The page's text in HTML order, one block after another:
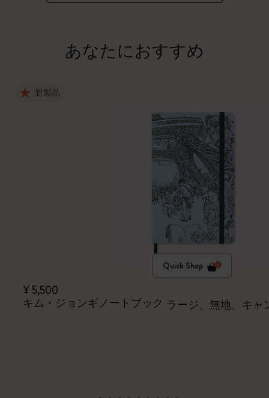
あなたにおすすめ
新製品
Quick Shop
¥ 5,500
キム・ジョンギノートブック ラージ、無地、キ